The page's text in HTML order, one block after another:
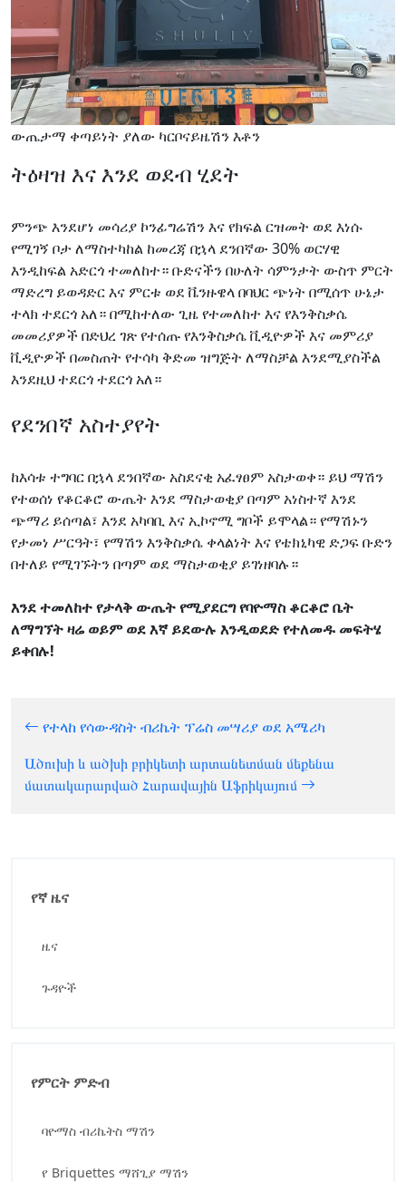
የኛ ዜና
ዜና
ጉዳዮች
የምርት ምድብ
ባዮማስ ብሪኬትስ ማሽን
የ Briquettes ማሸጊያ ማሽን
ውጤታማ ቀጣይነት ያለው ካርቦናይዜሽን እቶን
ትዕዛዝ እና እንደ ወደብ ሂደት
ምንጭ እንደሆነ መሳሪያ ኮንፊግሬሽን እና የክፍል ርዝመት ወደ እነሱ
የሚገኝ ቦታ ለማስተካከል ከመረጃ በኋላ ደንበኛው 30% ወርሃዊ
እንዲከፍል አድርጎ ተመለከተ። ቡድናችን በሁለት ሳምንታት ውስጥ ምርት
ማድረግ ይወዳድር እና ምርቱ ወደ ቬንዙዌላ በባህር ጭነት በሚሰጥ ሁኔታ
ተላክ ተደርጎ አለ። በሚከተለው ጊዜ የተመለከተ እና የእንቅስቃሴ
መመሪያዎች በድህረ ገጽ የተሰጡ የእንቅስቃሴ ቪዲዮዎች እና መምሪያ
ቪዲዮዎች በመስጠት የተሳካ ቅድመ ዝግጅት ለማስቻል እንደሚያስችል
እንደዚህ ተደርጎ ተደርጎ አለ።
የደንበኛ አስተያየት
ከእሳቱ ተግባር በኋላ ደንበኛው አስደናቂ አፈፃፀም አስታወቀ። ይህ ማሽን
የተወሰነ የቆርቆሮ ውጤት እንደ ማስታወቂያ በጣም አነስተኛ እንደ
ጭማሪ ይሰጣል፣ እንደ አካባቢ እና ኢኮኖሚ ግቦች ይሞላል። የማሽኑን
የታመነ ሥርዓት፣ የማሽን እንቅስቃሴ ቀላልነት እና የቴክኒካዊ ድጋፍ ቡድን
በተለይ የሚገኙትን በጣም ወደ ማስታወቂያ ይገነዘባሉ።
እንደ ተመለከተ የታላቅ ውጤት የሚያደርግ የባዮማስ ቆርቆሮ ቤት
ለማግኘት ዛሬ ወይም ወደ እኛ ይደውሉ እንዲወደድ የተለመዱ መፍትሄ
ይቀበሉ!
የተላከ የሳውዳስት ብሪኬት ፕሬስ መሣሪያ ወደ አሜሪካ
Ածուխի և ածխի բրիկետի արտանետման մեքենա
մատակարարված Հարավային Աֆրիկայում